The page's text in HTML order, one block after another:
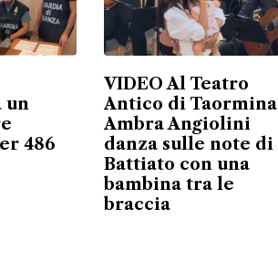
un
486
VIDEO Al Teatro
Antico di Taormina
Ambra Angiolini
danza sulle note di
Battiato con una
bambina tra le
braccia